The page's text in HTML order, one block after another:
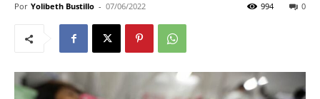
Por Yolibeth Bustillo - 07/06/2022 0
994